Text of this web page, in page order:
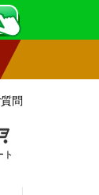
問
ト